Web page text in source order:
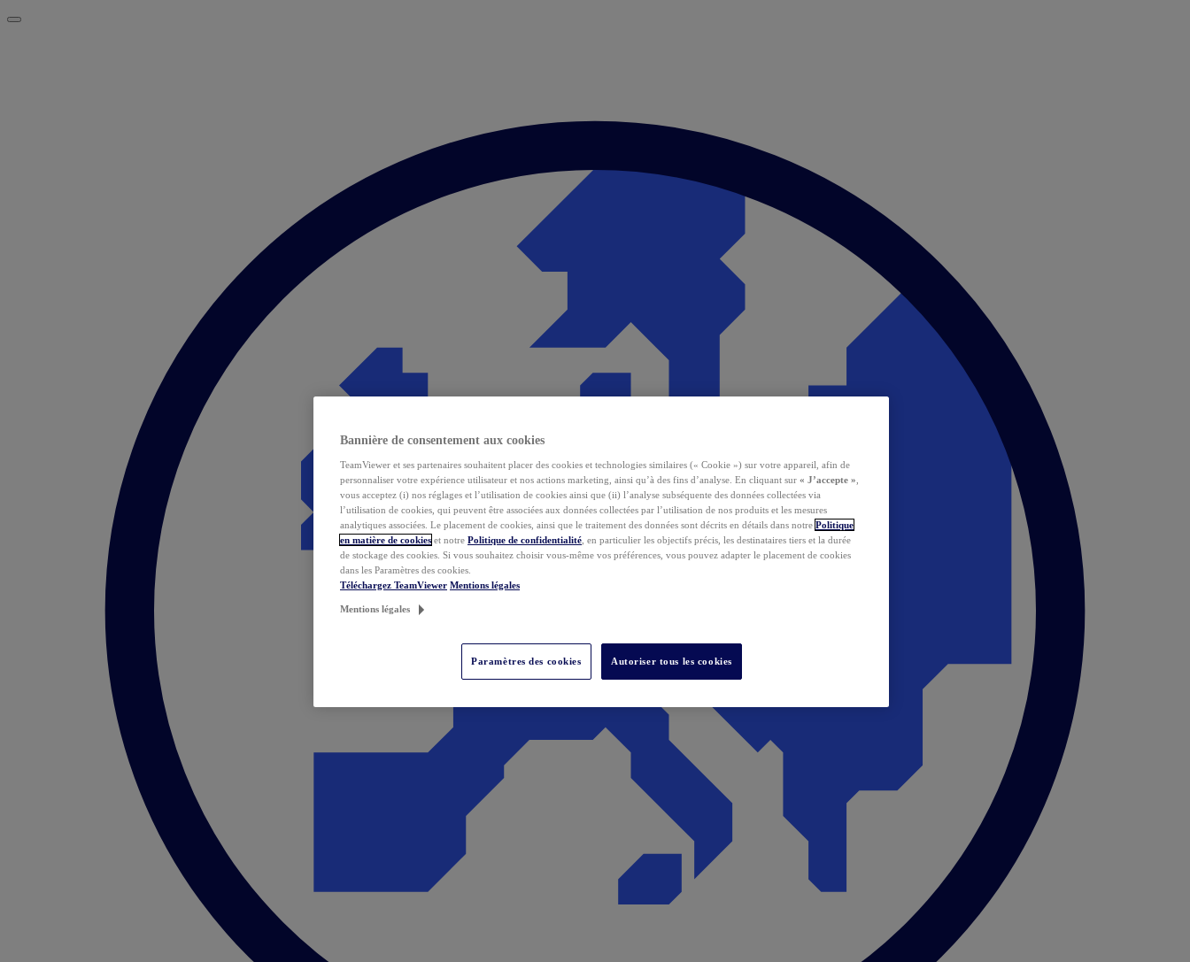
Bannière de consentement aux cookies
TeamViewer et ses partenaires souhaitent placer des cookies et technologies similaires (« Cookie ») sur votre appareil, afin de
personnaliser votre expérience utilisateur et nos actions marketing, ainsi qu’à des fins d’analyse. En cliquant sur « J’accepte »
vous acceptez (i) nos réglages et l’utilisation de cookies ainsi que (ii) l’analyse subséquente des données collectées via
l’utilisation de cookies, qui peuvent être associées aux données collectées par l’utilisation de nos produits et les mesures
analytiques associées. Le placement de cookies, ainsi que le traitement des données sont décrits en détails dans notre Politique
en matière de cookies et notre Politique de confidentialité , en particulier les objectifs précis, les destinataires tiers et la durée
de stockage des cookies. Si vous souhaitez choisir vous-même vos préférences, vous pouvez adapter le placement de cookies
dans les Paramètres des cookies.
Téléchargez TeamViewer Mentions légales
Mentions légales
Paramètres des cookies Autoriser tous les cookies